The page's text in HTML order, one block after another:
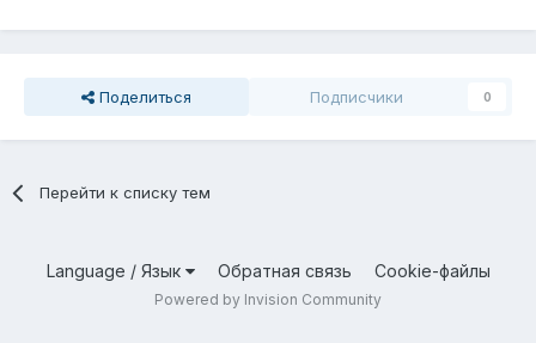
Поделиться Подписчики 0
Перейти к списку тем
Language / Язык Обратная связь Cookie-файлы
Powered by Invision Community